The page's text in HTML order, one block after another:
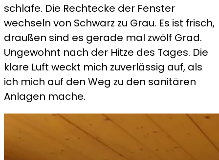
schlafe. Die Rechtecke der Fenster
wechseln von Schwarz zu Grau. Es ist frisch,
draußen sind es gerade mal zwölf Grad.
Ungewohnt nach der Hitze des Tages. Die
klare Luft weckt mich zuverlässig auf, als
ich mich auf den Weg zu den sanitären
Anlagen mache.